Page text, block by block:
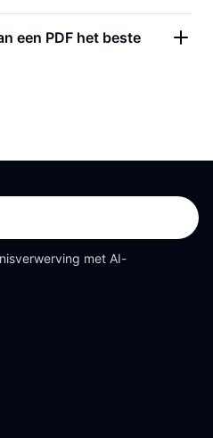
een PDF het beste
met AI-